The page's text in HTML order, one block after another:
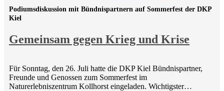
Gemeinsam gegen Krieg und Krise
Podiumsdiskussion mit Bündnispartnern auf Sommerfest der DKP
Kiel
Für Sonntag, den 26. Juli hatte die DKP Kiel Bündnispartner,
Freunde und Genossen zum Sommerfest im
Naturerlebniszentrum Kollhorst eingeladen. Wichtigster…